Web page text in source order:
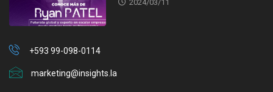
2024/03/11
+593 99-098-0114
marketing@insights.la